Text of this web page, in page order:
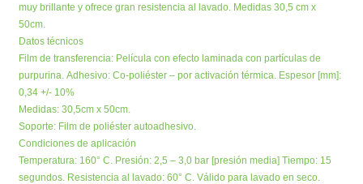
muy brillante y ofrece gran resistencia al lavado. Medidas 30,5 cm x
50cm.
Datos técnicos
Film de transferencia: Película con efecto laminada con partículas de
purpurina. Adhesivo: Co-poliéster – por activación térmica. Espesor [mm]:
0,34 +/- 10%
Medidas: 30,5cm x 50cm.
Soporte: Film de poliéster autoadhesivo.
Condiciones de aplicación
Temperatura: 160° C. Presión: 2,5 – 3,0 bar [presión media] Tiempo: 15
segundos. Resistencia al lavado: 60° C. Válido para lavado en seco.